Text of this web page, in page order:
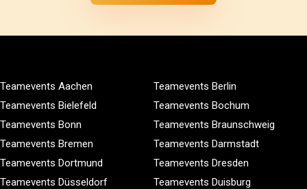
Teamevents Aachen
Teamevents Berlin
Teamevents Bielefeld
Teamevents Bochum
Teamevents Bonn
Teamevents Braunschweig
Teamevents Bremen
Teamevents Darmstadt
Teamevents Dortmund
Teamevents Dresden
Teamevents Düsseldorf
Teamevents Duisburg